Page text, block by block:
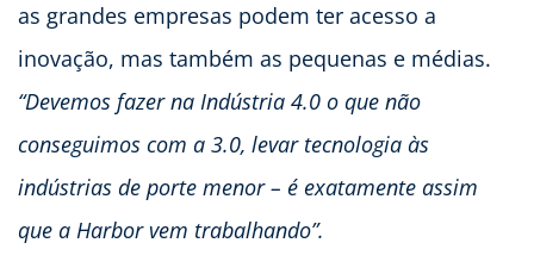
as grandes empresas podem ter acesso a
inovação, mas também as pequenas e médias.
“Devemos fazer na Indústria 4.0 o que não
conseguimos com a 3.0, levar tecnologia às
indústrias de porte menor – é exatamente assim
que a Harbor vem trabalhando”.